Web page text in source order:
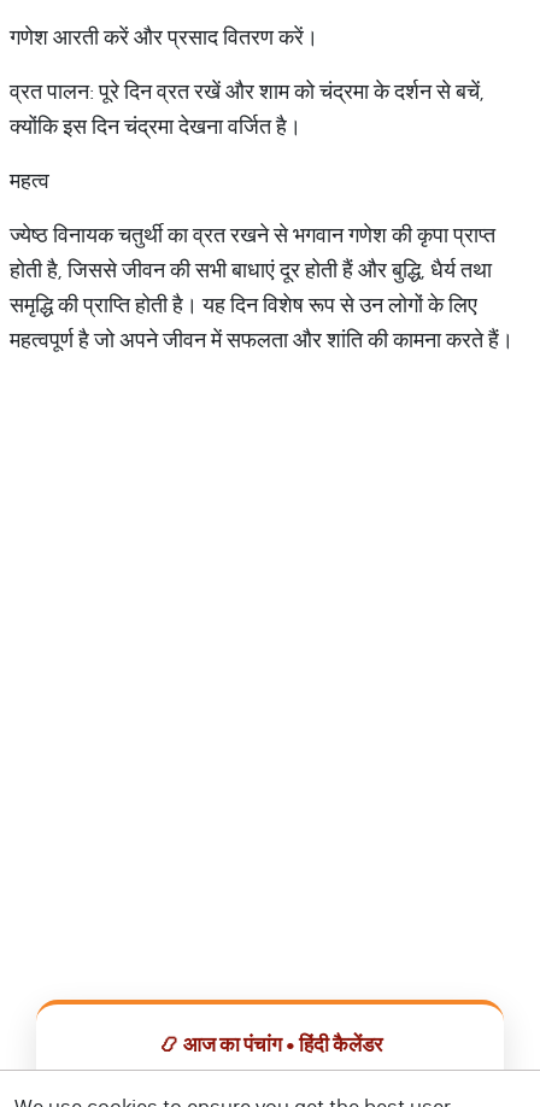
गणेश आरती करें और प्रसाद वितरण करें।
व्रत पालन: पूरे दिन व्रत रखें और शाम को चंद्रमा के दर्शन से बचें,
क्योंकि इस दिन चंद्रमा देखना वर्जित है।
महत्व
ज्येष्ठ विनायक चतुर्थी का व्रत रखने से भगवान गणेश की कृपा प्राप्त
होती है, जिससे जीवन की सभी बाधाएं दूर होती हैं और बुद्धि, धैर्य तथा
समृद्धि की प्राप्ति होती है। यह दिन विशेष रूप से उन लोगों के लिए
महत्वपूर्ण है जो अपने जीवन में सफलता और शांति की कामना करते हैं।
📿 आज का पंचांग • हिंदी कैलेंडर